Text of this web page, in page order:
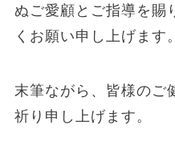
ぬご愛顧とご指導を賜
くお願い申し上げます。
末筆ながら、皆様のご
祈り申し上げます。